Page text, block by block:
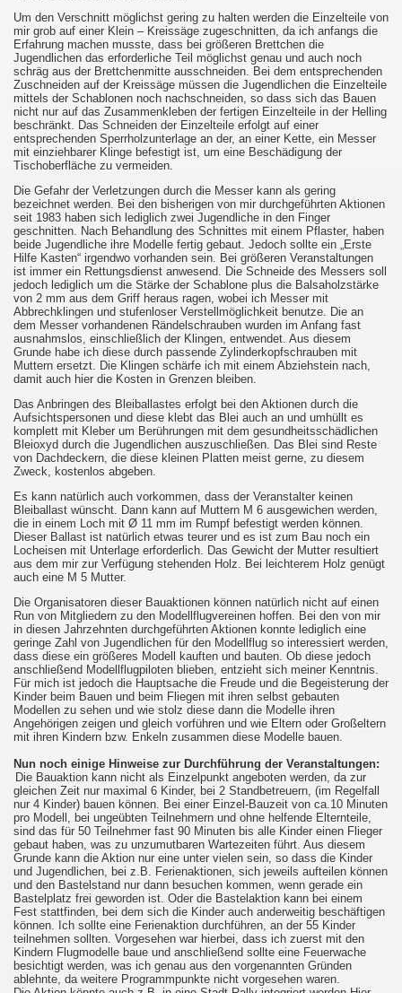
Um den Verschnitt möglichst gering zu halten werden die Einzelteile von
mir grob auf einer Klein – Kreissäge zugeschnitten, da ich anfangs die
Erfahrung machen musste, dass bei größeren Brettchen die
Jugendlichen das erforderliche Teil möglichst genau und auch noch
schräg aus der Brettchenmitte ausschneiden. Bei dem entsprechenden
Zuschneiden auf der Kreissäge müssen die Jugendlichen die Einzelteile
mittels der Schablonen noch nachschneiden, so dass sich das Bauen
nicht nur auf das Zusammenkleben der fertigen Einzelteile in der Helling
beschränkt. Das Schneiden der Einzelteile erfolgt auf einer
entsprechenden Sperrholzunterlage an der, an einer Kette, ein Messer
mit einziehbarer Klinge befestigt ist, um eine Beschädigung der
Tischoberfläche zu vermeiden.
Die Gefahr der Verletzungen durch die Messer kann als gering
bezeichnet werden. Bei den bisherigen von mir durchgeführten Aktionen
seit 1983 haben sich lediglich zwei Jugendliche in den Finger
geschnitten. Nach Behandlung des Schnittes mit einem Pflaster, haben
beide Jugendliche ihre Modelle fertig gebaut. Jedoch sollte ein „Erste
Hilfe Kasten“ irgendwo vorhanden sein. Bei größeren Veranstaltungen
ist immer ein Rettungsdienst anwesend. Die Schneide des Messers soll
jedoch lediglich um die Stärke der Schablone plus die Balsaholzstärke
von 2 mm aus dem Griff heraus ragen, wobei ich Messer mit
Abbrechklingen und stufenloser Verstellmöglichkeit benutze. Die an
dem Messer vorhandenen Rändelschrauben wurden im Anfang fast
ausnahmslos, einschließlich der Klingen, entwendet. Aus diesem
Grunde habe ich diese durch passende Zylinderkopfschrauben mit
Muttern ersetzt. Die Klingen schärfe ich mit einem Abziehstein nach,
damit auch hier die Kosten in Grenzen bleiben.
Das Anbringen des Bleiballastes erfolgt bei den Aktionen durch die
Aufsichtspersonen und diese klebt das Blei auch an und umhüllt es
komplett mit Kleber um Berührungen mit dem gesundheitsschädlichen
Bleioxyd durch die Jugendlichen auszuschließen. Das Blei sind Reste
von Dachdeckern, die diese kleinen Platten meist gerne, zu diesem
Zweck, kostenlos abgeben.
Es kann natürlich auch vorkommen, dass der Veranstalter keinen
Bleiballast wünscht. Dann kann auf Muttern M 6 ausgewichen werden,
die in einem Loch mit Ø 11 mm im Rumpf befestigt werden können.
Dieser Ballast ist natürlich etwas teurer und es ist zum Bau noch ein
Locheisen mit Unterlage erforderlich. Das Gewicht der Mutter resultiert
aus dem mir zur Verfügung stehenden Holz. Bei leichterem Holz genügt
auch eine M 5 Mutter.
Die Organisatoren dieser Bauaktionen können natürlich nicht auf einen
Run von Mitgliedern zu den Modellflugvereinen hoffen. Bei den von mir
in diesen Jahrzehnten durchgeführten Aktionen konnte lediglich eine
geringe Zahl von Jugendlichen für den Modellflug so interessiert werden,
dass diese ein größeres Modell kauften und bauten. Ob diese jedoch
anschließend Modellflugpiloten blieben, entzieht sich meiner Kenntnis.
Für mich ist jedoch die Hauptsache die Freude und die Begeisterung der
Kinder beim Bauen und beim Fliegen mit ihren selbst gebauten
Modellen zu sehen und wie stolz diese dann die Modelle ihren
Angehörigen zeigen und gleich vorführen und wie Eltern oder Großeltern
mit ihren Kindern bzw. Enkeln zusammen diese Modelle bauen.
Nun noch einige Hinweise zur Durchführung der Veranstaltungen:
Die Bauaktion kann nicht als Einzelpunkt angeboten werden, da zur
gleichen Zeit nur maximal 6 Kinder, bei 2 Standbetreuern, (im Regelfall
nur 4 Kinder) bauen können. Bei einer Einzel-Bauzeit von ca.10 Minuten
pro Modell, bei ungeübten Teilnehmern und ohne helfende Elternteile,
sind das für 50 Teilnehmer fast 90 Minuten bis alle Kinder einen Flieger
gebaut haben, was zu unzumutbaren Wartezeiten führt. Aus diesem
Grunde kann die Aktion nur eine unter vielen sein, so dass die Kinder
und Jugendlichen, bei z.B. Ferienaktionen, sich jeweils aufteilen können
und den Bastelstand nur dann besuchen kommen, wenn gerade ein
Bastelplatz frei geworden ist. Oder die Bastelaktion kann bei einem
Fest stattfinden, bei dem sich die Kinder auch anderweitig beschäftigen
können. Ich sollte eine Ferienaktion durchführen, an der 55 Kinder
teilnehmen sollten. Vorgesehen war hierbei, dass ich zuerst mit den
Kindern Flugmodelle baue und anschließend sollte eine Feuerwache
besichtigt werden, was ich genau aus den vorgenannten Gründen
ablehnte, da weitere Programmpunkte nicht vorgesehen waren.